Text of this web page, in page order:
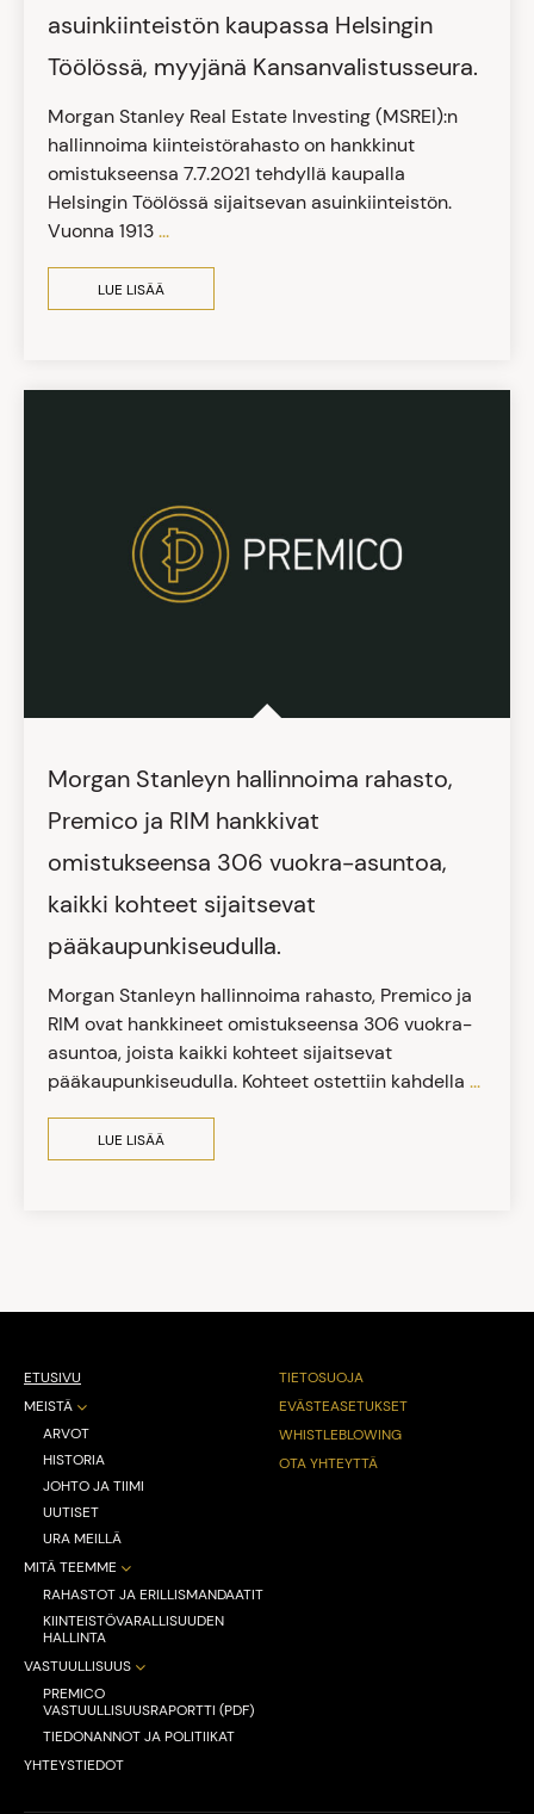
asuinkiinteistön kaupassa Helsingin
Töölössä, myyjänä Kansanvalistusseura.
Morgan Stanley Real Estate Investing (MSREI):n
hallinnoima kiinteistörahasto on hankkinut
omistukseensa 7.7.2021 tehdyllä kaupalla
Helsingin Töölössä sijaitsevan asuinkiinteistön.
Vuonna 1913...
LUE LISÄÄ
Morgan Stanleyn hallinnoima rahasto,
Premico ja RIM hankkivat
omistukseensa 306 vuokra-asuntoa,
kaikki kohteet sijaitsevat
pääkaupunkiseudulla.
Morgan Stanleyn hallinnoima rahasto, Premico ja
RIM ovat hankkineet omistukseensa 306 vuokra-
asuntoa, joista kaikki kohteet sijaitsevat
pääkaupunkiseudulla. Kohteet ostettiin kahdella ...
LUE LISÄÄ
ETUSIVU
MEISTÄ
ARVOT
HISTORIA
JOHTO JA TIIMI
UUTISET
URA MEILLÄ
MITÄ TEEMME
RAHASTOT JA ERILLISMANDAATIT
KIINTEISTÖVARALLISUUDEN
HALLINTA
VASTUULLISUUS
PREMICO
VASTUULLISUUSRAPORTTI (PDF)
TIEDONANNOT JA POLITIIKAT
YHTEYSTIEDOT
TIETOSUOJA
EVÄSTEASETUKSET
WHISTLEBLOWING
OTA YHTEYTTÄ